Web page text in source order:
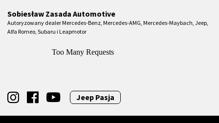
Sobiesław Zasada Automotive
Autoryzowany dealer Mercedes-Benz, Mercedes-AMG, Mercedes-Maybach, Jeep,
Alfa Romeo, Subaru i Leapmotor
Jeep Pasja